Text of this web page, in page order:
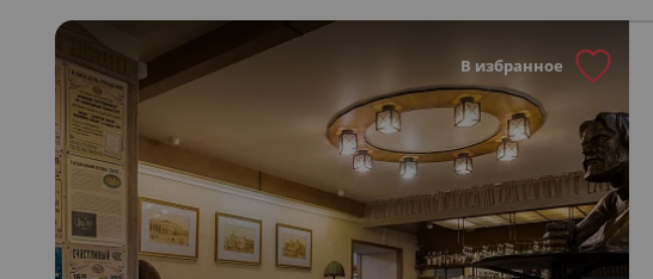
В избранное